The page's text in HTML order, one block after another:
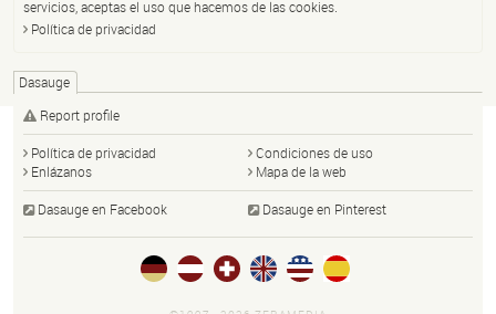
servicios, aceptas el uso que hacemos de las cookies.
Política de privacidad
Dasauge
Report profile
Política de privacidad
Condiciones de uso
Enlázanos
Mapa de la web
Dasauge en Facebook Dasauge en Pinterest